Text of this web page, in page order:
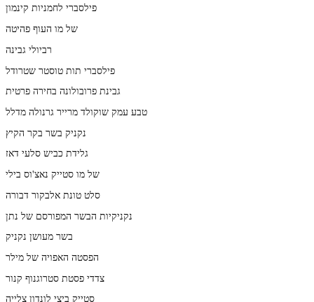
פילסברי לחמניות קינמון
של מו העוף פהיטה
רביולי גבינה
פילסברי תות טוסטר שטרודל
גבינת פרובולונה בחירה פרטית
טבע עמק שוקולד מרייר גרנולה מדלל
נקניק בשר בקר הקיץ
גלידת כביש סלעי דאז
של מו סטייק נאצ'וס בילי
סלט טונת אלבקור דבורה
נקניקיות הבשר המפורסם של נתן
בשר מעושן נקניק
הפסטה האפויה של מילר
צדדי פסטת סטרוגנוף קנור
סטייק ביצי לונדון צלייה